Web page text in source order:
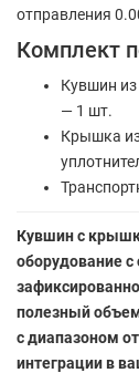
отправления
Комплект
Кувшин из
— 1 шт.
Крышка
Кувшин с
оборудование
полезный
с диапазоном
интеграции в